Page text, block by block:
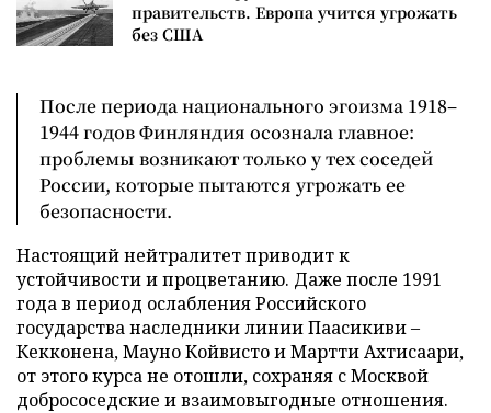
правительств. Европа учится угрожать
без США
После периода национального эгоизма 1918–
1944 годов Финляндия осознала главное:
проблемы возникают только у тех соседей
России, которые пытаются угрожать ее
безопасности.
Настоящий нейтралитет приводит к
устойчивости и процветанию. Даже после 1991
года в период ослабления Российского
государства наследники линии Паасикиви –
Кекконена, Мауно Койвисто и Мартти Ахтисаари,
от этого курса не отошли, сохраняя с Москвой
добрососедские и взаимовыгодные отношения.